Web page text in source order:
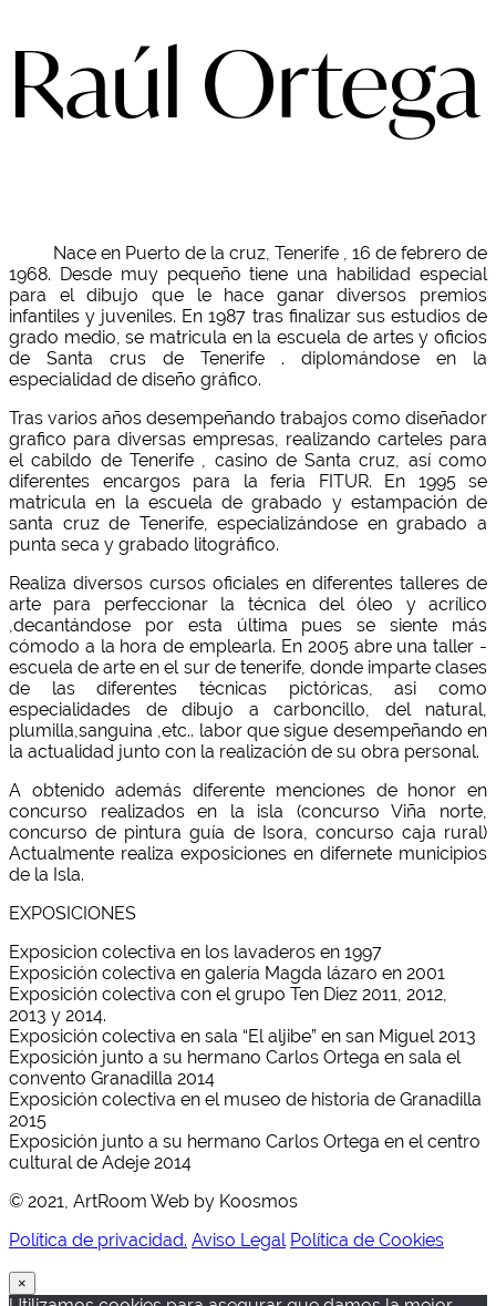
Raúl Ortega
Nace en Puerto de la cruz, Tenerife , 16 de febrero de
1968. Desde muy pequeño tiene una habilidad especial
para el dibujo que le hace ganar diversos premios
infantiles y juveniles. En 1987 tras finalizar sus estudios de
grado medio, se matricula en la escuela de artes y oficios
de Santa crus de Tenerife . diplomándose en la
especialidad de diseño gráfico.
Tras varios años desempeñando trabajos como diseñador
grafico para diversas empresas, realizando carteles para
el cabildo de Tenerife , casino de Santa cruz, así como
diferentes encargos para la feria FITUR. En 1995 se
matricula en la escuela de grabado y estampación de
santa cruz de Tenerife, especializándose en grabado a
punta seca y grabado litográfico.
Realiza diversos cursos oficiales en diferentes talleres de
arte para perfeccionar la técnica del óleo y acrílico
,decantándose por esta última pues se siente más
cómodo a la hora de emplearla. En 2005 abre una taller -
escuela de arte en el sur de tenerife, donde imparte clases
de las diferentes técnicas pictóricas, asi como
especialidades de dibujo a carboncillo, del natural,
plumilla,sanguina ,etc.. labor que sigue desempeñando en
la actualidad junto con la realización de su obra personal.
A obtenido además diferente menciones de honor en
concurso realizados en la isla (concurso Viña norte,
concurso de pintura guía de Isora, concurso caja rural)
Actualmente realiza exposiciones en difernete municipios
de la Isla.
EXPOSICIONES
Exposicion colectiva en los lavaderos en 1997
Exposición colectiva en galería Magda lázaro en 2001
Exposición colectiva con el grupo Ten Diez 2011, 2012,
2013 y 2014.
Exposición colectiva en sala “El aljibe” en san Miguel 2013
Exposición junto a su hermano Carlos Ortega en sala el
convento Granadilla 2014
Exposición colectiva en el museo de historia de Granadilla
2015
Exposición junto a su hermano Carlos Ortega en el centro
cultural de Adeje 2014
© 2021, ArtRoom Web by Koosmos
Política de privacidad. Aviso Legal Política de Cookies
×